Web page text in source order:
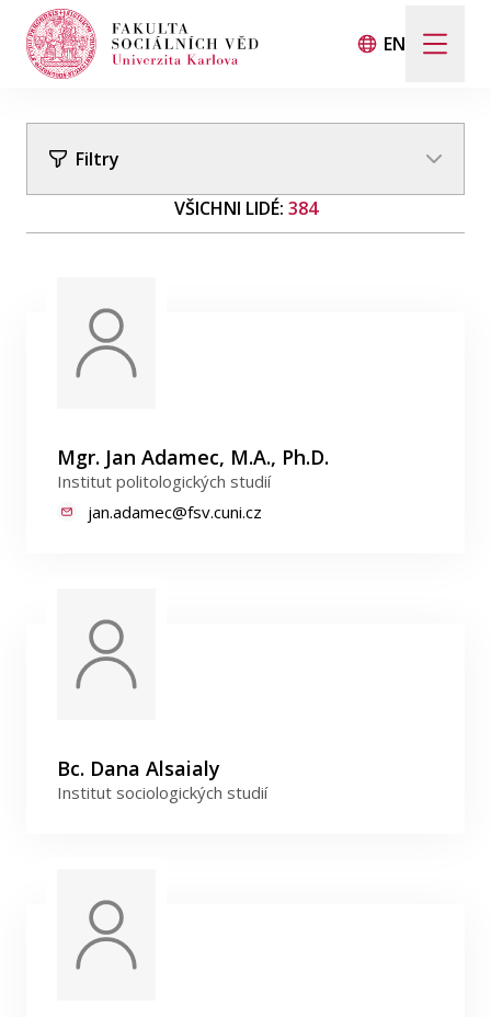
EN
Události
Ocenění
Publikace
Kontakt
VŠICHNI LIDÉ: 384
Mgr. Jan Adamec, M.A., Ph.D.
Institut politologických studií
jan.adamec@fsv.cuni.cz
Bc. Dana Alsaialy
Institut sociologických studií
Filtry
Filtrovat podle institutů